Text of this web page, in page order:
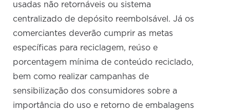
usadas não retornáveis ou sistema
centralizado de depósito reembolsável. Já os
comerciantes deverão cumprir as metas
específicas para reciclagem, reúso e
porcentagem mínima de conteúdo reciclado,
bem como realizar campanhas de
sensibilização dos consumidores sobre a
importância do uso e retorno de embalagens